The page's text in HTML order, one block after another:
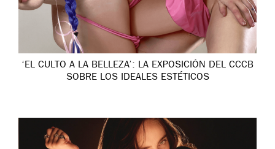
‘EL CULTO A LA BELLEZA’: LA EXPOSICIÓN DEL CCCB
SOBRE LOS IDEALES ESTÉTICOS